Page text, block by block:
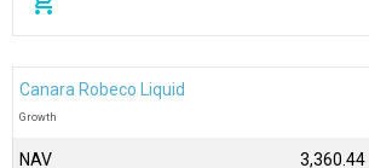
Canara Robeco Liquid
Growth
NAV ₹3,360.44